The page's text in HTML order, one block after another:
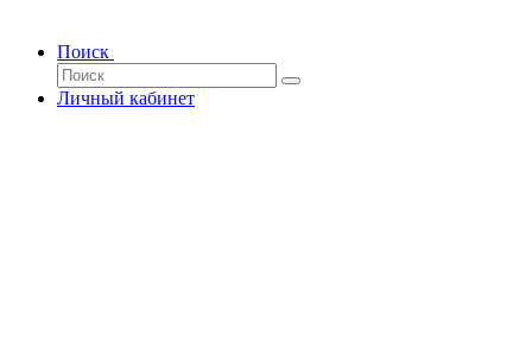
Поиск
Личный кабинет